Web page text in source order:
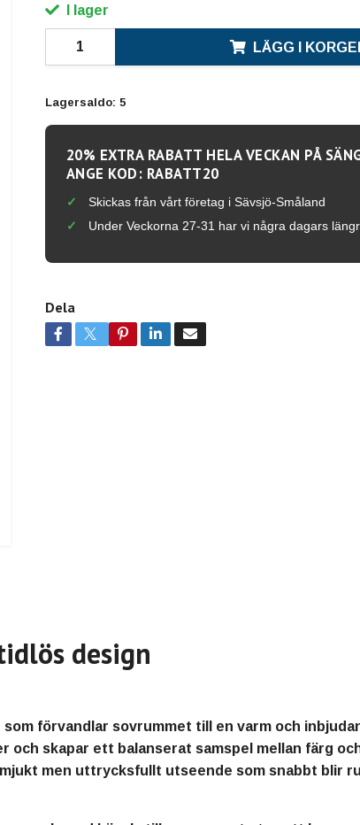
I lager
LÄGG I
Lagersaldo: 5
20% EXTRA RABATT HELA VECKAN PÅ
ANGE KOD: RABATT20
Skickas från vårt företag i Sävsjö-Småland
Under Veckorna 27-31 har vi några dagars
Dela
design
förvandlar sovrummet till en varm och
skapar ett balanserat samspel mellan färg
men uttrycksfullt utseende som snabbt blir